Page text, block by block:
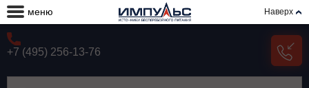
меню Наверх
+7 (495) 256-13-76